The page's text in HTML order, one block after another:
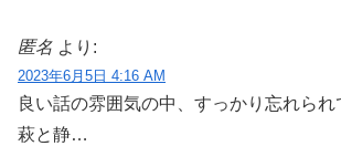
匿名 より:
2023年6月5日 4:16 AM
良い話の雰囲気の中、すっかり忘れられ
萩と静…